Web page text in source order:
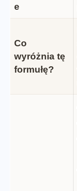
e
Co
wyróżnia tę
formułę?